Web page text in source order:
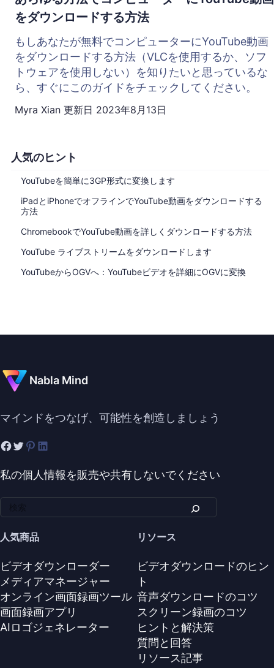
人気のヒント
YouTubeを簡単に3GP形式に変換します
iPadとiPhoneでオフラインでYouTube動画をダウンロードする
方法
ChromebookでYouTube動画を詳しくダウンロードする方法
YouTube ライブストリームをダウンロードします
YouTubeからOGVへ：YouTubeビデオを詳細にOGVに変換
をダウンロードする方法
もしあなたが無料でコンピューターにYouTube動画
をダウンロードする方法（VLCを使用するか、ソフ
トウェアを使用しない）を知りたいと思っているな
ら、すぐにこのガイドをチェックしてください。
Myra Xian 更新日 2023年8月13日
Nabla Mind
マインドをつなげ、可能性を創造しましょう
私の個人情報を販売や共有しないでください
人気商品
ビデオダウンローダー
メディアマネージャー
オンライン画面録画ツール
画面録画アプリ
AIロゴジェネレーター
リソース
ビデオダウンロードのヒン
ト
音声ダウンロードのコツ
スクリーン録画のコツ
ヒントと解決策
質問と回答
リソース記事